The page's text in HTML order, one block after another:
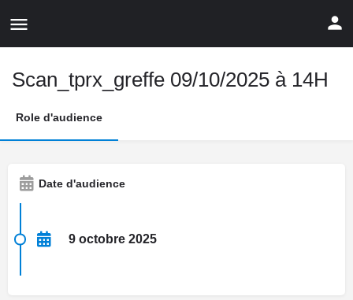
Scan_tprx_greffe 09/10/2025 à 14H
Role d'audience
Date d'audience
9 octobre 2025